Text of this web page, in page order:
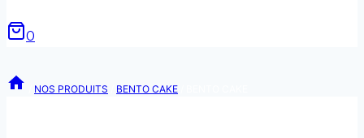
0
NOS PRODUITS BENTO CAKE